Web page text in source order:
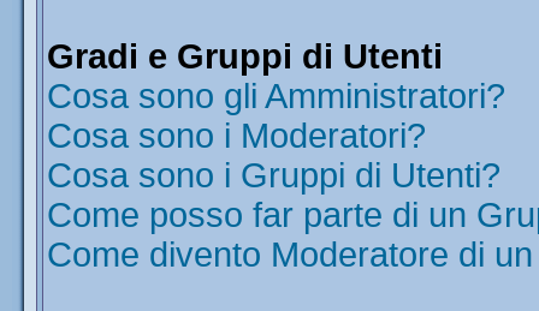
Gradi e Gruppi di Utenti
Cosa sono gli Amministratori?
Cosa sono i Moderatori?
Cosa sono i Gruppi di Utenti?
Come posso far parte di un
Come divento Moderatore di